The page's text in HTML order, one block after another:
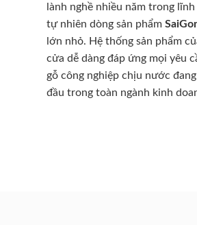
lành nghề nhiều năm trong
tự nhiên dòng sản phẩm
lớn nhỏ. Hệ thống sản phẩm
cửa dễ dàng đáp ứng mọi yêu
gỗ công nghiệp chịu nước
đầu trong toàn ngành kinh